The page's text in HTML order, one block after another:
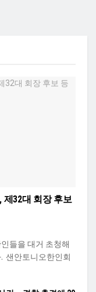
제32대 회장 후보
들을 대거 초청해
샌안토니오한인회